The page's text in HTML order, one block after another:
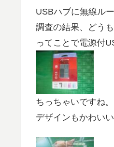
USBハブに無線ル
調査の結果、どう
ってことで電源付
ちっちゃいですね。
デザインもかわいい